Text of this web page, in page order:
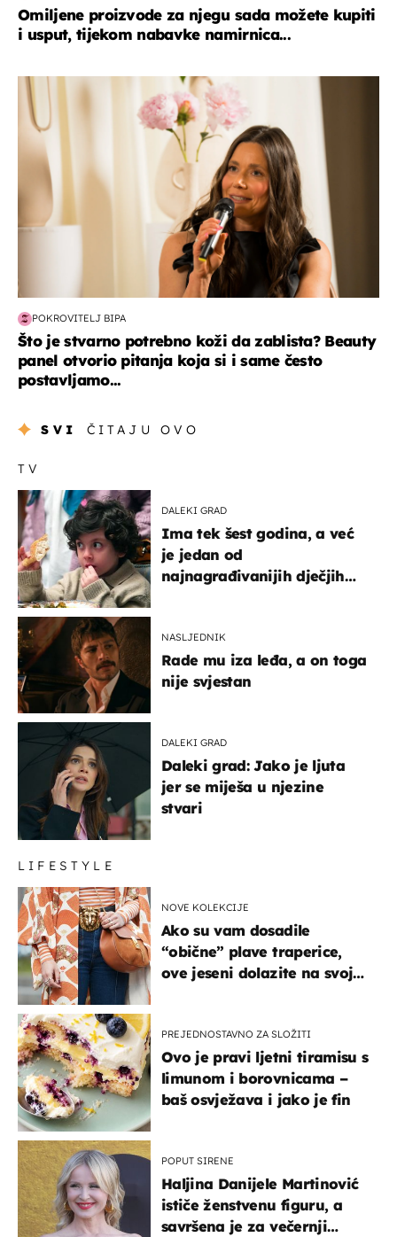
Omiljene proizvode za njegu sada možete kupiti
i usput, tijekom nabavke namirnica...
moda & ljepota
POKROVITELJ BIPA
Što je stvarno potrebno koži da zablista? Beauty
panel otvorio pitanja koja si i same često
postavljamo...
SVI ČITAJU OVO
TV
DALEKI GRAD
Ima tek šest godina, a već
je jedan od
najnagrađivanijih dječjih
NASLJEDNIK
Rade mu iza leđa, a on toga
nije svjestan
DALEKI GRAD
Daleki grad: Jako je ljuta
jer se miješa u njezine
stvari
LIFESTYLE
NOVE KOLEKCIJE
Ako su vam dosadile
“obične” plave traperice,
ove jeseni dolazite na svoje
PREJEDNOSTAVNO ZA SLOŽITI
Ovo je pravi ljetni tiramisu s
limunom i borovnicama –
baš osvježava i jako je fin
POPUT SIRENE
Haljina Danijele Martinović
ističe ženstvenu figuru, a
savršena je za večernji